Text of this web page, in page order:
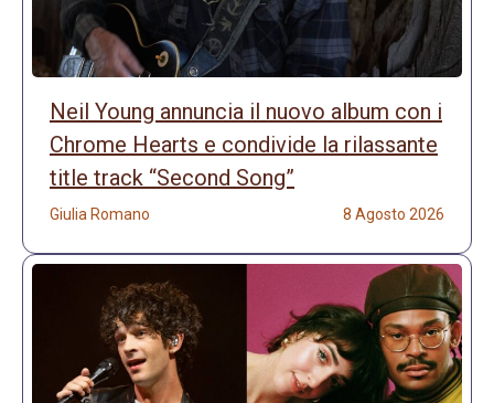
Neil Young annuncia il nuovo album con i
Chrome Hearts e condivide la rilassante
title track “Second Song”
Giulia Romano 8 Agosto 2026